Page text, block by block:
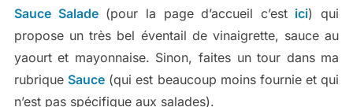
Sauce Salade(pour la page d’accueil c’est ici) qui
propose un très bel éventail de vinaigrette, sauce au
yaourt et mayonnaise. Sinon, faites un tour dans ma
rubrique Sauce (qui est beaucoup moins fournie et qui
n’est pas spécifique aux salades).